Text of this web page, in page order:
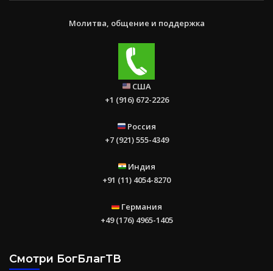
Молитва, общение и поддержка
США
+1 (916) 672-2226
Россия
+7 (921) 555-4349
Индия
+91 (11) 4054-8270
Германия
+49 (176) 4965-1405
Смотри БогБлагТВ